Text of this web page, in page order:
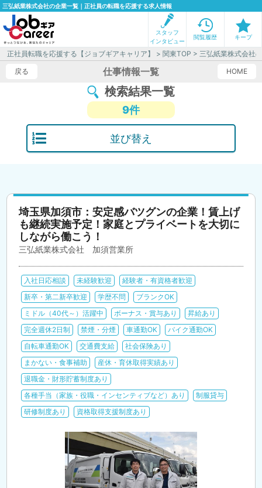
三弘紙業株式会社の企業一覧｜正社員の転職を応援する求人情報
スタッフ
インタビュー
閲覧履歴 キープ
正社員転職を応援する【ジョブギアキャリア】 >関東TOP > 三弘紙業株式会社
戻る
HOME
仕事情報一覧
検索結果一覧
9件
並び替え
埼玉県加須市：安定感バツグンの企業！賃上げ
も継続実施予定！家庭とプライベートを大切に
しながら働こう！
三弘紙業株式会社 加須営業所
入社日応相談 未経験歓迎
経験者・有資格者歓迎
新卒・第二新卒歓迎
学歴不問
ブランクOK
ミドル（40代～）活躍中
ボーナス・賞与あり
昇給あり
完全週休2日制
禁煙・分煙 車通勤OK
バイク通勤OK
自転車通勤OK
交通費支給
社会保険あり
まかない・食事補助
産休・育休取得実績あり
退職金・財形貯蓄制度あり
各種手当（家族・役職・インセンティブなど）あり
制服貸与
研修制度あり
資格取得支援制度あり